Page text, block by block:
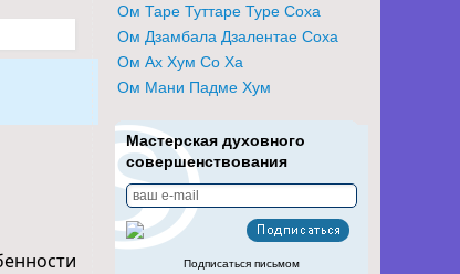
Ом Таре Туттаре Туре Соха
Ом Дзамбала Дзалентае Соха
Ом Ах Хум Со Ха
Ом Мани Падме Хум
Мастерская духовного
совершенствования
Подписаться письмом